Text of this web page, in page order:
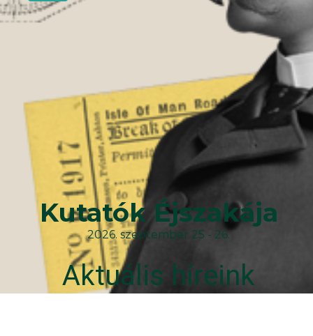
Kutatók Éjszakája
2026. szeptember 25 - 26.
Aktuális híreink